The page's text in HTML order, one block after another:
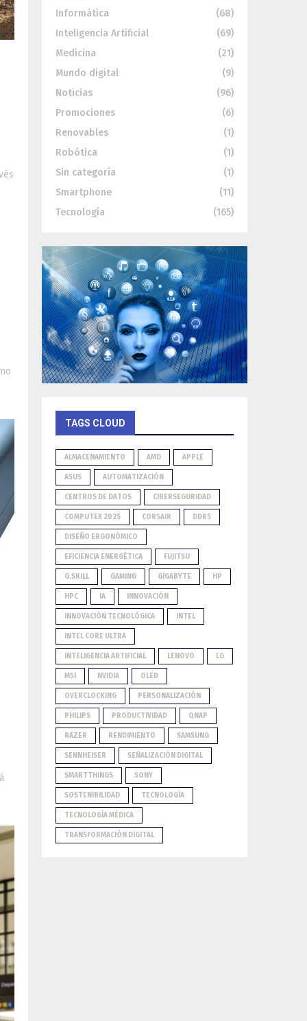
Informática
(68)
Inteligencia Artificial
(69)
Medicina
(21)
Mundo digital
(9)
Noticias
(96)
Promociones
(6)
Renovables
(1)
Robótica
(1)
Sin categoría
(1)
Smartphone
(11)
Tecnología
(165)
TAGS CLOUD
ALMACENAMIENTO AMD APPLE
ASUS AUTOMATIZACIÓN
CENTROS DE DATOS CIBERSEGURIDAD
COMPUTEX 2025 CORSAIR DDR5
DISEÑO ERGONÓMICO
EFICIENCIA ENERGÉTICA FUJITSU
G.SKILL GAMING GIGABYTE HP
HPC IA INNOVACIÓN
INNOVACIÓN TECNOLÓGICA INTEL
INTEL CORE ULTRA
INTELIGENCIA ARTIFICIAL LENOVO LG
MSI NVIDIA OLED
OVERCLOCKING PERSONALIZACIÓN
PHILIPS PRODUCTIVIDAD QNAP
RAZER RENDIMIENTO SAMSUNG
SENNHEISER SEÑALIZACIÓN DIGITAL
SMARTTHINGS SONY
SOSTENIBILIDAD TECNOLOGÍA
TECNOLOGÍA MÉDICA
TRANSFORMACIÓN DIGITAL